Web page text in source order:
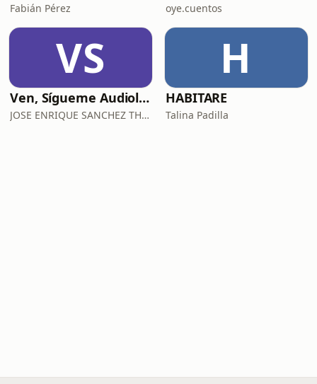
Fabián Pérez oye.cuentos
VS
Ven, Sígueme Audiolibro
JOSE ENRIQUE SANCHEZ THOMPSON
H
HABITARE
Talina Padilla